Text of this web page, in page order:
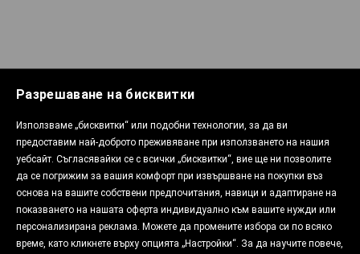
Разрешаване на бисквитки
Използваме „бисквитки“ или подобни технологии, за да ви
предоставим най-доброто преживяване при използването на нашия
уебсайт. Съгласявайки се с всички „бисквитки“, вие ще ни позволите
да се погрижим за вашия комфорт при извършване на покупки въз
основа на вашите собствени предпочитания, навици и адаптиране на
показването на нашата оферта индивидуално към вашите нужди или
персонализирана реклама. Можете да промените избора си по всяко
време, като кликнете върху опцията „Настройки“. За да научите повече,